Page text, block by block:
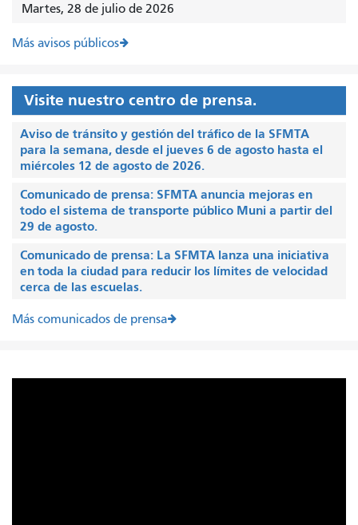
Martes, 28 de julio de 2026
Más avisos públicos
Visite nuestro centro de prensa.
Aviso de tránsito y gestión del tráfico de la SFMTA
para la semana, desde el jueves 6 de agosto hasta el
miércoles 12 de agosto de 2026.
Comunicado de prensa: SFMTA anuncia mejoras en
todo el sistema de transporte público Muni a partir del
29 de agosto.
Comunicado de prensa: La SFMTA lanza una iniciativa
en toda la ciudad para reducir los límites de velocidad
cerca de las escuelas.
Más comunicados de prensa